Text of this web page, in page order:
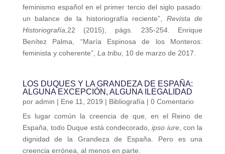
feminismo español en el primer tercio del siglo pasado:
un balance de la historiografía reciente”, Revista de
Historiografía, 22 (2015), págs. 235-254. Enrique
Benítez Palma, “María Espinosa de los Monteros:
feminista y coherente”, La tribu, 10 de marzo de 2017.
LOS DUQUES Y LA GRANDEZA DE ESPAÑA:
ALGUNA EXCEPCIÓN, ALGUNA ILEGALIDAD
por admin | Ene 11, 2019 | Bibliografía | 0 Comentario
Es lugar común la creencia de que, en el Reino de
España, todo Duque está condecorado,ipso iure, con la
dignidad de la Grandeza de España. Pero es una
creencia errónea, al menos en parte.